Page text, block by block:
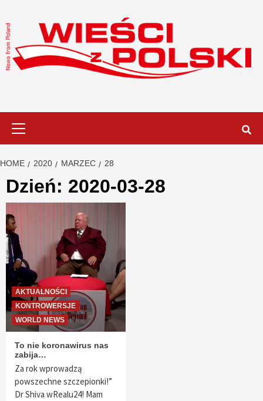
to
content
HOME 2020 MARZEC 28
Dzień: 2020-03-28
AKTUALNOŚCI
KONTROWERSJE
WORLD NEWS
To nie koronawirus nas
zabija…
Za rok wprowadzą
powszechne szczepionki!”
Dr Shiva wRealu24! Mam